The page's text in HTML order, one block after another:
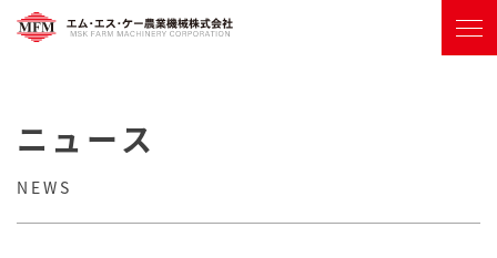
ニュース
NEWS